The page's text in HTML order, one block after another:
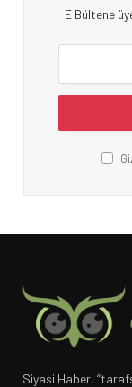
E Bültene
Siyasi Haber,